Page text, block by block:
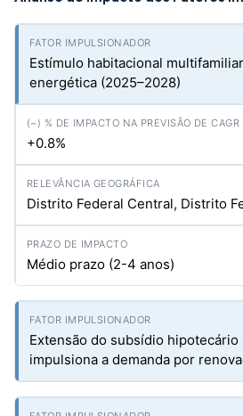
Estímulo habitacional
energética (2025–2028)
+0.8%
Distrito Federal Central, Distrito
Médio prazo (2-4 anos)
Extensão do subsídio hipotecário
impulsiona a demanda por